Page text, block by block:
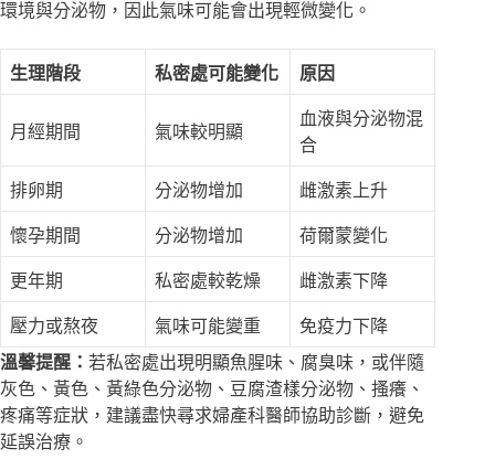
環境與分泌物，因此氣味可能會出現輕微變化。
生理階段 私密處可能變化 原因
月經期間 氣味較明顯
血液與分泌物混
合
排卵期 分泌物增加 雌激素上升
懷孕期間 分泌物增加 荷爾蒙變化
更年期 私密處較乾燥 雌激素下降
壓力或熬夜 氣味可能變重
免疫力下降
溫馨提醒： 若私密處出現明顯魚腥味、腐臭味，或伴隨
灰色、黃色、黃綠色分泌物、豆腐渣樣分泌物、搔癢、
疼痛等症狀，建議盡快尋求婦產科醫師協助診斷，避免
延誤治療。